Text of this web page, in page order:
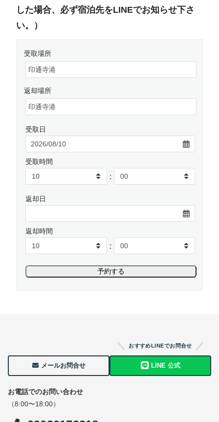
した場合、必ず宿泊先をLINEでお知らせ下さ
い。）
受取場所
返却場所
受取日
受取時間
:
返却日
返却時間
:
メールお問合せ
おすすめLINEでお問合せ
LINE 公式
お電話でのお問い合わせ
（8:00〜18:00）